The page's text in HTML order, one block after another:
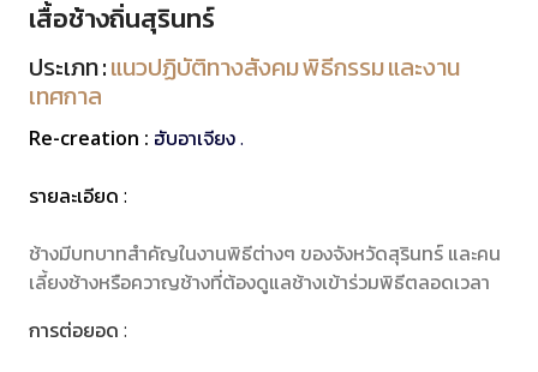
เสื้อช้างถิ่นสุรินทร์
ประเภท :แนวปฏิบัติทางสังคม พิธีกรรม และงาน
เทศกาล
Re-creation : ฮับอาเจียง .
รายละเอียด :
ช้างมีบทบาทสำคัญในงานพิธีต่างๆ ของจังหวัดสุรินทร์ และคน
เลี้ยงช้างหรือควาญช้างที่ต้องดูแลช้างเข้าร่วมพิธีตลอดเวลา
การต่อยอด :